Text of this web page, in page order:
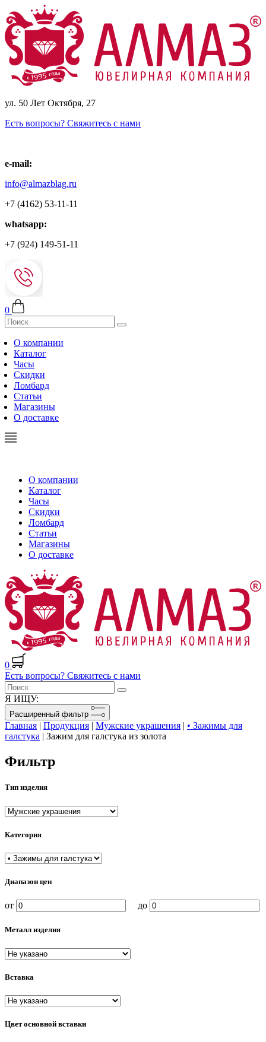
ул. 50 Лет Октября, 27
Есть вопросы? Свяжитесь с нами
e-mail:
info@almazblag.ru
+7 (4162) 53-11-11
whatsapp:
+7 (924) 149-51-11
0
О компании
Каталог
Часы
Скидки
Ломбард
Статьи
Магазины
О доставке
О компании
Каталог
Часы
Скидки
Ломбард
Статьи
Магазины
О доставке
0
Есть вопросы? Свяжитесь с нами
Я ИЩУ:
Расширенный фильтр
Главная | Продукция | Мужские украшения | • Зажимы для
галстука | Зажим для галстука из золота
Фильтр
Тип изделия
Категория
Диапазон цен
от до
Металл изделия
Вставка
Цвет основной вставки